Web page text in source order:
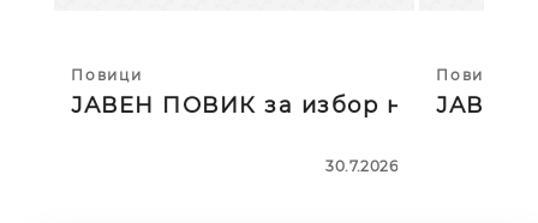
Повици
ЈАВЕН ПОВИК за избор на тројца
30.7.2026
Повици
ЈАВЕН